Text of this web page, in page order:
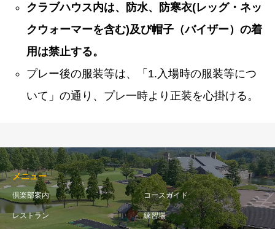
クラブハウス内は、防水、防寒衣(レッグ・ネッ
クウォーマーを含む)及び帽子（バイザー）の着
用は禁止する。
プレー後の服装等は、「1.入場時の服装等につ
いて」の通り、プレ一時より正装を心掛ける。
メニュー
倶楽部案内 コースガイド
レストラン 練習場